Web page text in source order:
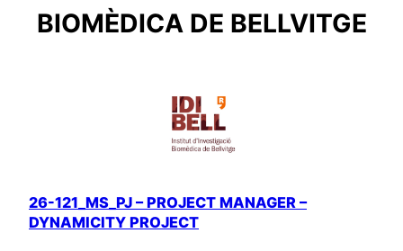
BIOMÈDICA DE BELLVITGE
26-121_MS_PJ – PROJECT MANAGER –
DYNAMICITY PROJECT